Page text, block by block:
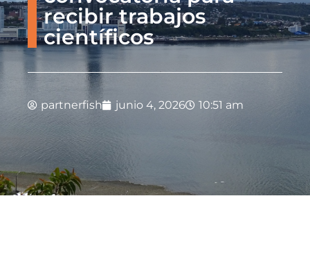
recibir trabajos
científicos
partnerfish junio 4, 2026 10:51 am